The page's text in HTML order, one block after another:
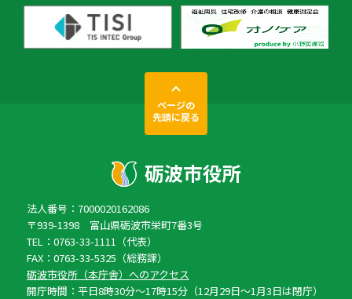
ページの
先頭に戻る
法人番号：7000020162086
〒939-1398 富山県砺波市栄町7番3号
TEL：0763-33-1111（代表）
FAX：0763-33-5325（総務課）
砺波市役所（本庁舎）へのアクセス
開庁時間：平日8時30分〜17時15分（12月29日〜1月3日は閉庁）